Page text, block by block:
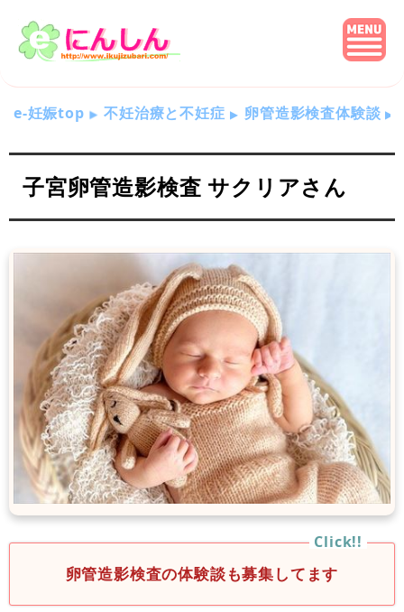
e-妊娠top 不妊治療と不妊症 卵管造影検査体験談
子宮卵管造影検査 サクリアさん
卵管造影検査の体験談も募集してます